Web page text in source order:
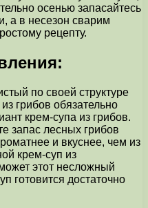
осенью запасайтесь
а в несезон сварим
рецепту.
по своей структуре
грибов обязательно
крем-супа из грибов.
запас лесных грибов
и вкуснее, чем из
крем-суп из
этот несложный
готовится достаточно